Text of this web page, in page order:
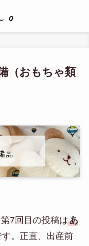
（おもちゃ類
7回目の投稿はあ
。正直、出産前